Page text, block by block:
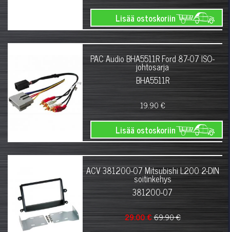
Lisää ostoskoriin
PAC Audio BHA5511R Ford 87-07 ISO-
johtosarja
BHA5511R
19.90 €
Lisää ostoskoriin
ACV 381200-07 Mitsubishi L200 2-DIN
soitinkehys
381200-07
29.00 €69.90 €